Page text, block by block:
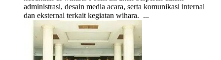
administrasi, desain media acara, serta komunikasi internal
dan eksternal terkait kegiatan wihara. ...